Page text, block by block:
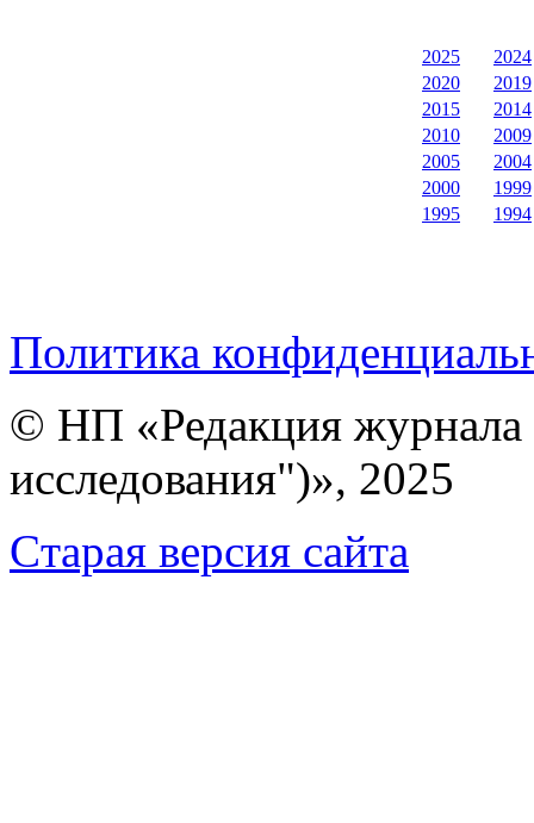
2025
2024
2020
2019
2015
2014
2010
2009
2005
2004
2000
1999
1995
1994
Политика
© НП «Редакция
исследования")», 2025
Cтарая версия сайта